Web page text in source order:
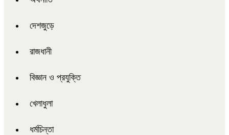
দেশজুড়ে
রাজধানী
বিজ্ঞান ও প্রযুক্তি
খেলাধুলা
ধর্মচিন্তা